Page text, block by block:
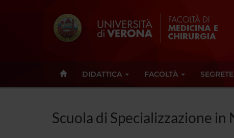
DIDATTICA FACOLTÀ
Scuola di Specializzazione in